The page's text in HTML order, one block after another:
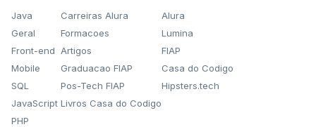
Java
Geral
Front-end
Mobile
SQL
JavaScript
PHP
Carreiras Alura
Formacoes
Artigos
Graduacao FIAP
Pos-Tech FIAP
Livros Casa do Codigo
Alura
Lumina
FIAP
Casa do Codigo
Hipsters.tech